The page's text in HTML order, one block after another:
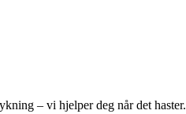
– vi hjelper deg når det haster.